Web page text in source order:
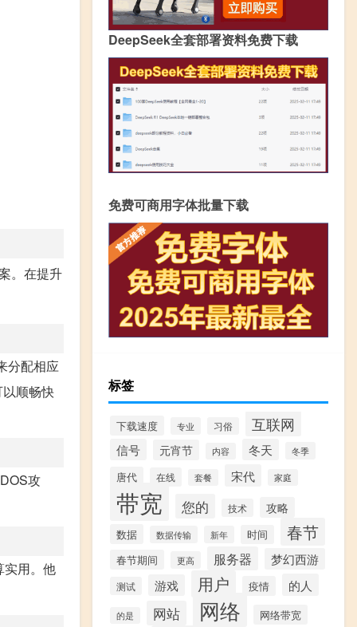
。在提升
分配相应
顺畅快
攻
实用。他
DeepSeek全套部署资料免费下载
免费可商用字体批量下载
标签
下载速度 专业 习俗 互联网
信号 元宵节 内容 冬天 冬季
唐代 在线 套餐 宋代 家庭
带宽 您的 技术 攻略
数据 数据传输 新年 时间 春节
春节期间 更高 服务器 梦幻西游
测试 游戏 用户 疫情 的人
的是 网站 网络 网络带宽